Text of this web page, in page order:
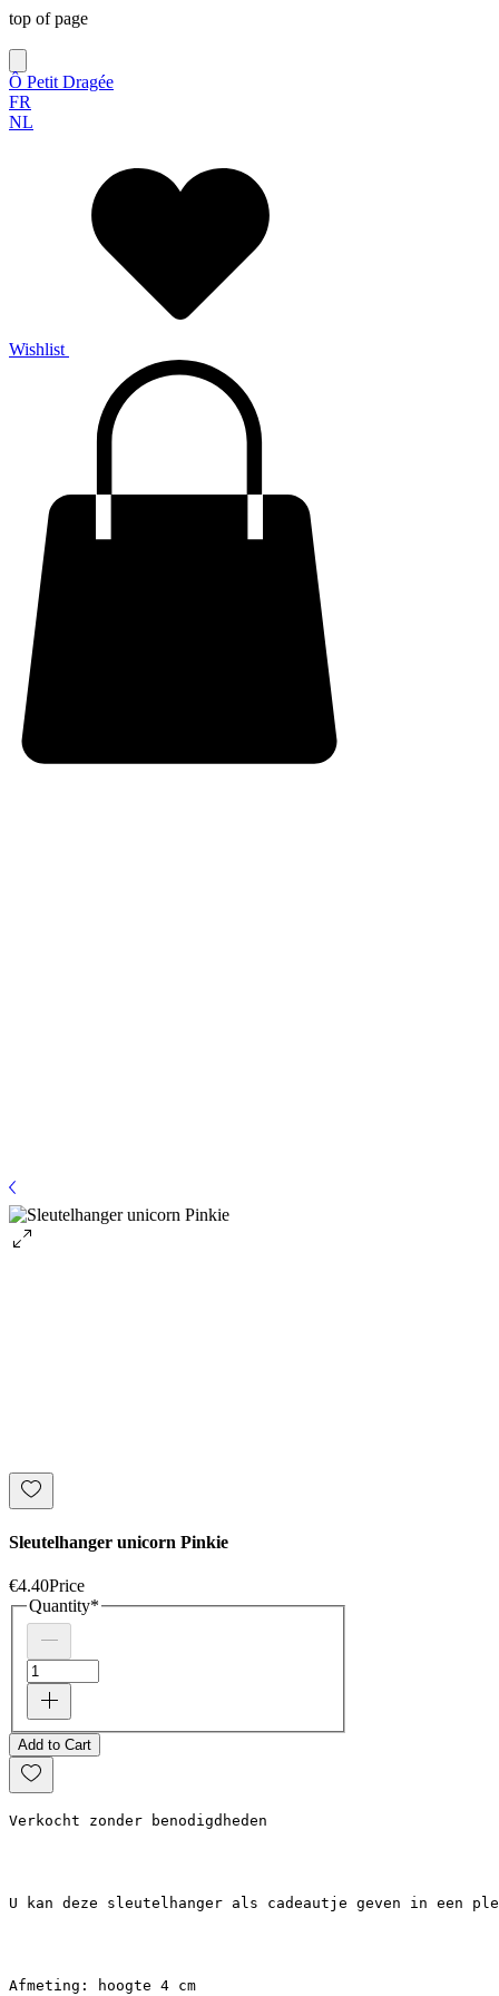
top of page
Ô Petit Dragée
FR
NL
Wishlist
Sleutelhanger unicorn Pinkie
€4.40Price
Quantity*
Add to Cart
Verkocht zonder benodigdheden
U kan deze sleutelhanger als cadeautje geven in een
Afmeting: hoogte 4 cm